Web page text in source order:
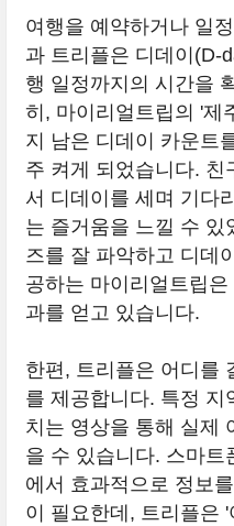
여행을 예약하거나 일
과 트리플은 디데이(D-
행 일정까지의 시간을
히, 마이리얼트립의 '제
지 남은 디데이 카운트
주 켜게 되었습니다. 친
서 디데이를 세며 기다
는 즐거움을 느낄 수 있
즈를 잘 파악하고 디데
공하는 마이리얼트립
과를 얻고 있습니다.
한편, 트리플은 어디를
를 제공합니다. 특정 지
치는 영상을 통해 실제
을 수 있습니다. 스마트
에서 효과적으로 정보
이 필요한데, 트리플은